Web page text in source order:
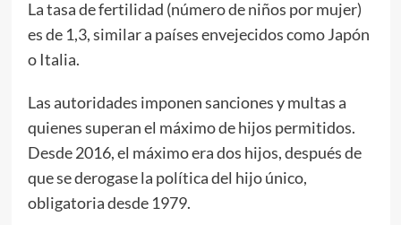
La tasa de fertilidad (número de niños por mujer)
es de 1,3, similar a países envejecidos como Japón
o Italia.
Las autoridades imponen sanciones y multas a
quienes superan el máximo de hijos permitidos.
Desde 2016, el máximo era dos hijos, después de
que se derogase la política del hijo único,
obligatoria desde 1979.